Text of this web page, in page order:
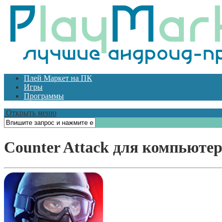
Плей Маркет на ПК
Игры
Программы
Открыть меню
Counter Attack для